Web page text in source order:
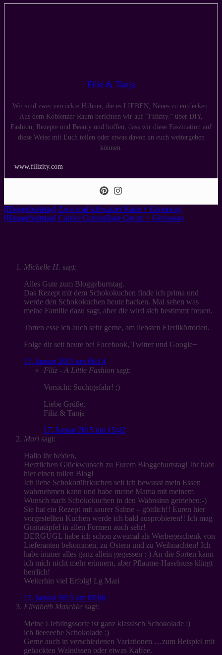
Filiz & Tanja
Wir sind zwei verrückte Hühner, die es LIEBEN, Neues zu entdecken.
Aus dem Koblenzer Raum berichten wir auf “Filizity.” über DIY,
Fashion, Rezepte und Beauty und hoffen, dass wir diese Faszination auf
diese Weise mit Euch teilen oder etwas davon an euch weitergeben
können.
www.filizity.com
[Bloggeburtstag] Zwei mal schwarzer Kater + Giveaway
[Bloggeburtstag] Catrice Camouflage Cream + Giveaway
Michelle H. sagt:
Alles Gute zum Bloggeburtstag.
Das Rezept mit dem Schokokuchen finde ich prima und
werde den Schokokuchen heute backen. Mal sehen was
meine Familie dazu sagt, aber die wird sich bestimmt freuen.
Torten esse ich auch sehr gerne, am liebsten Eierlikörtorten.
Folge dir seit heute bei Facebook, Twitter und Google+
17. Januar 2015 um 06:14
Filiz - A Little Fashion sagt:
Vorsicht: Suchtgefahr! ;)
Liebe Grüße,
Filiz & Tanja
17. Januar 2015 um 15:42
Mari sagt:
Hallo ihr beiden,
Herzlichen Glückwunsch zu Eurem Bloggeburtstag! Ihr habt
hier einen tollen Blog!
Ich liebe Schokorührkuchen seit ich bewusst mein Essen
wahrnehmen kann und habe meine Mama mit meinem
Wunsch nach Schokokuchen in den Wahnsinn getrieben:-)
Sie hat ein Rezept mit saurer Sahne – göttlich!! Euren hier
vorgestellten Kuchen werde ich bald ausprobieren!! Ich mag
Granatäpfel in allen Formen auch sehr!
DERGUGL habe ich schon zweimal als Werbegeschenk von
Lieferanten bekommen, zu Ostern und zu Weihnachten! Ich
habe immer alles ganz allein gegessen :-) An die Sorten kann
ich mich nicht mehr erinnern, aber Pflaume-Haselnuss klingt
herrlich!
Weiterhin viel Erfolg! Lg Mari
17. Januar 2015 um 09:00
Elisabeth Maschke sagt:
Meine Lieblingssorte ist ganz klassisch Schokolade :)
ich lieeeeebe Schokolade :)
Gerne auch in verschiedenen Variationen …zum Beispiel mit
gehackten Walnüssen oder etwas Kaffee.